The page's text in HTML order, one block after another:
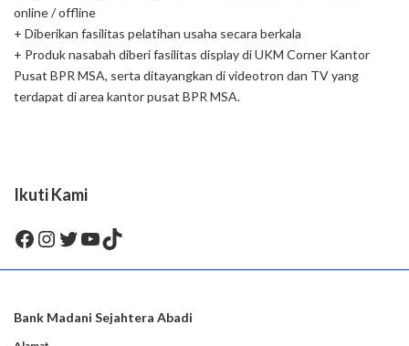
online / offline
+ Diberikan fasilitas pelatihan usaha secara berkala
+ Produk nasabah diberi fasilitas display di UKM Corner Kantor
Pusat BPR MSA, serta ditayangkan di videotron dan TV yang
terdapat di area kantor pusat BPR MSA.
Ikuti Kami
Facebook
Instagram
Twitter
YouTube
TikTok
Bank Madani Sejahtera Abadi